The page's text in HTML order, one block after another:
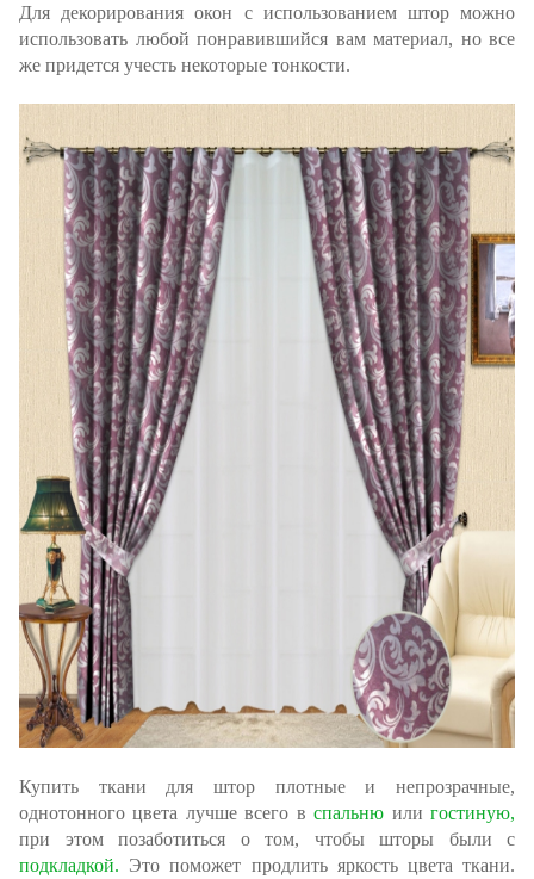
Для декорирования окон с использованием штор можно
использовать любой понравившийся вам материал, но все
же придется учесть некоторые тонкости.
Купить ткани для штор плотные и непрозрачные,
однотонного цвета лучше всего вспальню илигостиную,
при этом позаботиться о том, чтобы шторы были с
подкладкой. Это поможет продлить яркость цвета ткани.